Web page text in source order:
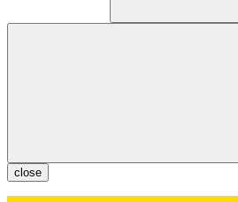
close